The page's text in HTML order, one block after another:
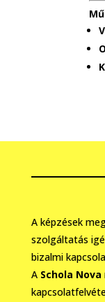
A képzések
szolgáltatás
bizalmi
A Schola Nova